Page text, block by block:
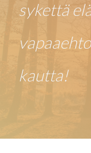
sykettä
kautta!